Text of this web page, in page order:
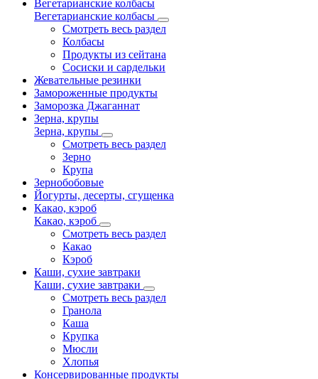
Вегетарианские колбасы
Вегетарианские колбасы
Смотреть весь раздел
Колбасы
Продукты из сейтана
Сосиски и сардельки
Жевательные резинки
Замороженные продукты
Заморозка Джаганнат
Зерна, крупы
Зерна, крупы
Смотреть весь раздел
Зерно
Крупа
Зернобобовые
Йогурты, десерты, сгущенка
Какао, кэроб
Какао, кэроб
Смотреть весь раздел
Какао
Кэроб
Каши, сухие завтраки
Каши, сухие завтраки
Смотреть весь раздел
Гранола
Каша
Крупка
Мюсли
Хлопья
Консервированные продукты